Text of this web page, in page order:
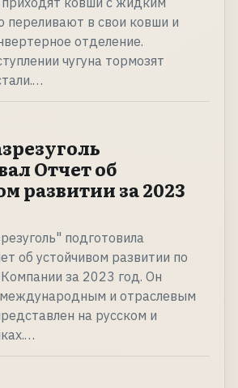
переливают в свои ковши и
отделение.
чугуна тормозят
Отчет об
развитии за 2023
подготовила
об устойчивом развитии по
за 2023 год. Он
международным и отраслевым
на русском и